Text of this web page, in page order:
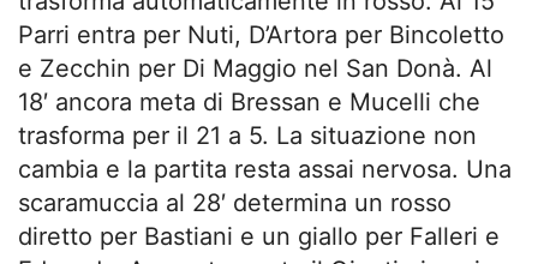
Parri entra per Nuti, D’Artora per Bincoletto
e Zecchin per Di Maggio nel San Donà. Al
18′ ancora meta di Bressan e Mucelli che
trasforma per il 21 a 5. La situazione non
cambia e la partita resta assai nervosa. Una
scaramuccia al 28′ determina un rosso
diretto per Bastiani e un giallo per Falleri e